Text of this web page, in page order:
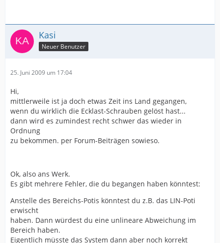
Kasi
Neuer Benutzer
25. Juni 2009 um 17:04
Hi,
mittlerweile ist ja doch etwas Zeit ins Land gegangen,
wenn du wirklich die Ecklast-Schrauben gelöst hast...
dann wird es zumindest recht schwer das wieder in
Ordnung
zu bekommen. per Forum-Beiträgen sowieso.
Ok, also ans Werk.
Es gibt mehrere Fehler, die du begangen haben könntest:
Anstelle des Bereichs-Potis könntest du z.B. das LIN-Poti
erwischt
haben. Dann würdest du eine unlineare Abweichung im
Bereich haben.
Eigentlich müsste das System dann aber noch korrekt